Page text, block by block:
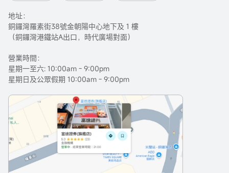
地址：
銅鑼灣羅素街38號金朝陽中心地下及 1 樓
（銅鑼灣港鐵站A出口，時代廣場對面）
營業時間：
星期一至六: 10:00am - 9:00pm
星期日及公眾假期 10:00am - 9:00pm